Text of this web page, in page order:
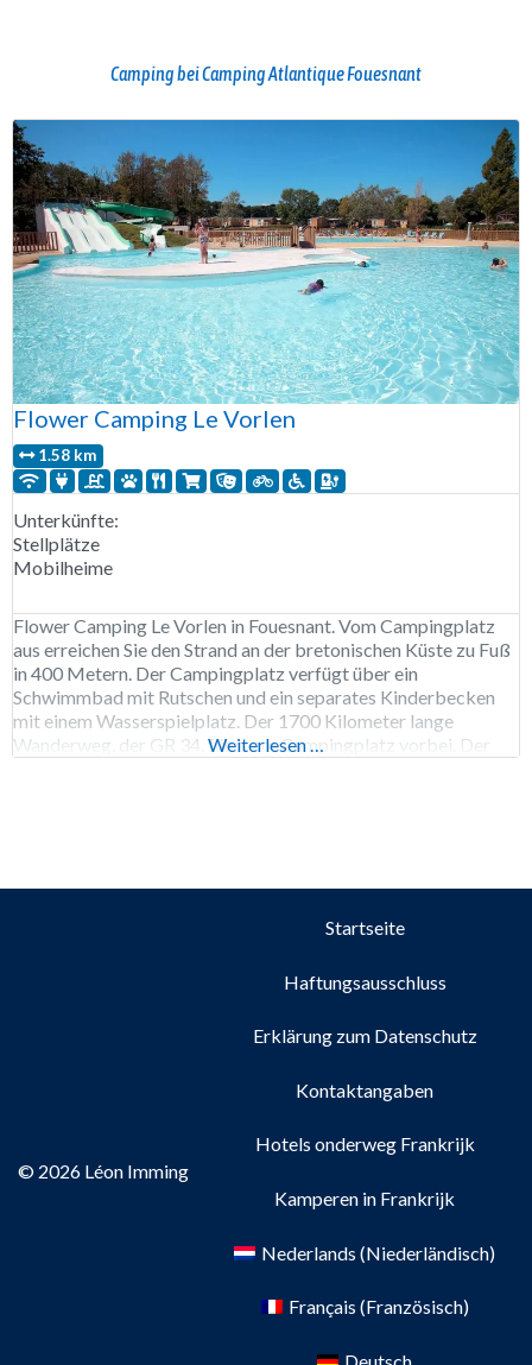
Camping bei Camping Atlantique Fouesnant
Flower Camping Le Vorlen
1.58 km
Unterkünfte:
Stellplätze
Mobilheime
Flower Camping Le Vorlen in Fouesnant. Vom Campingplatz
aus erreichen Sie den Strand an der bretonischen Küste zu Fuß
in 400 Metern. Der Campingplatz verfügt über ein
Schwimmbad mit Rutschen und ein separates Kinderbecken
mit einem Wasserspielplatz. Der 1700 Kilometer lange
Wanderweg, der GR 34, führt am Campingplatz vorbei. Der
Weiterlesen …
© 2026 Léon Imming
Startseite
Haftungsausschluss
Erklärung zum Datenschutz
Kontaktangaben
Hotels onderweg Frankrijk
Kamperen in Frankrijk
Nederlands (Niederländisch)
Français (Französisch)